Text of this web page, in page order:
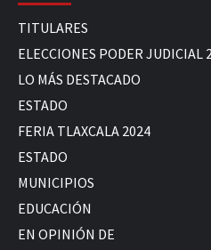
TITULARES
ELECCIONES PODER JUDICIAL
LO MÁS DESTACADO
ESTADO
FERIA TLAXCALA 2024
ESTADO
MUNICIPIOS
EDUCACIÓN
EN OPINIÓN DE